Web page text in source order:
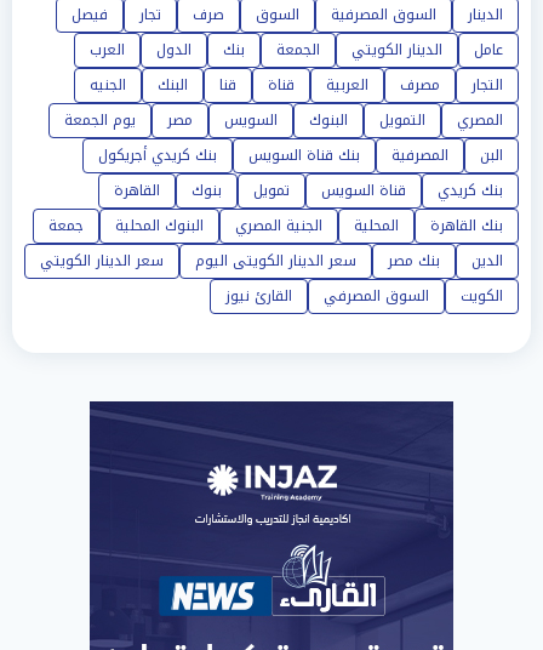
الدينار السوق المصرفية السوق صرف تجار
فيصل
عامل
الدينار الكويتي الجمعة بنك الدول
العرب
التجار
مصرف العربية قناة قنا البنك
الجنيه
المصري
التمويل البنوك السويس مصر
يوم الجمعة
البن
المصرفية بنك قناة السويس
بنك كريدي أجريكول
بنك كريدي
قناة السويس تمويل بنوك
القاهرة
بنك القاهرة
المحلية الجنية المصري البنوك المحلية
جمعة
الدين
بنك مصر سعر الدينار الكويتى اليوم
سعر الدينار الكويتي
الكويت
السوق المصرفي القارئ نيوز